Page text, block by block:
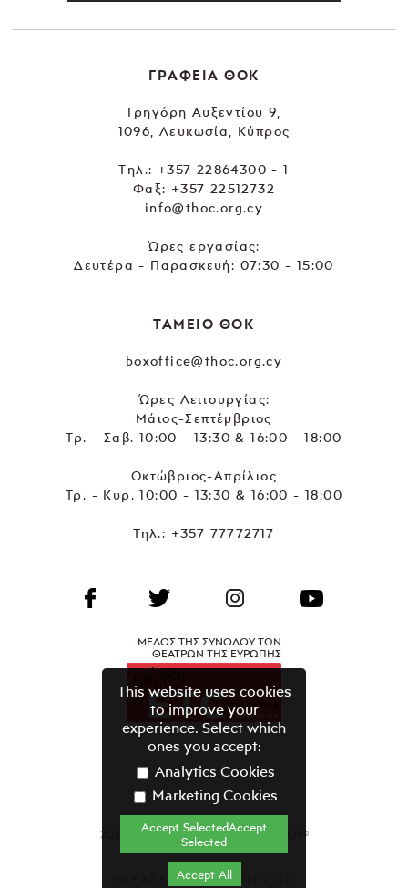
ΓΡΑΦΕΙΑ ΘΟΚ
Γρηγόρη Αυξεντίου 9,
1096, Λευκωσία, Κύπρος
Tηλ.: +357 22864300 - 1
Φαξ: +357 22512732
info@thoc.org.cy
Ώρες εργασίας:
Δευτέρα - Παρασκευή: 07:30 - 15:00
ΤΑΜΕΙΟ ΘΟΚ
boxoffice@thoc.org.cy
Ώρες Λειτουργίας:
Μάιος-Σεπτέμβριος
Τρ. - Σαβ. 10:00 - 13:30 & 16:00 - 18:00
Οκτώβριος-Απρίλιος
Τρ. - Κυρ. 10:00 - 13:30 & 16:00 - 18:00
Τηλ.: +357 77772717
ΜΕΛΟΣ ΤΗΣ ΣΥΝΟΔΟΥ ΤΩΝ
ΘΕΑΤΡΩΝ ΤΗΣ ΕΥΡΩΠΗΣ
2021 ΘΕΑΤΡΙΚΟΣ ΟΡΓΑΝΙΣΜΟΣ ΚΥΠΡΟΥ©
Όροι & Προϋποθέσεις
CREATED BY GRAVITY.GR
This website uses cookies
to improve your
experience. Select which
ones you accept:
Analytics Cookies
Marketing Cookies
Accept SelectedAccept
Selected
Accept All